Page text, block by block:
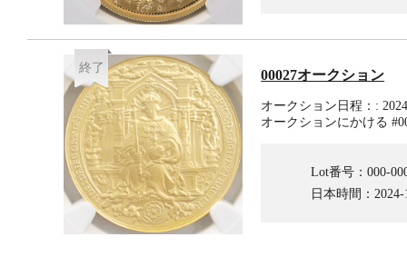
終了 00027オークション
オークション日程：:
オークションにかける
Lot番号：000-
日本時間：2024-